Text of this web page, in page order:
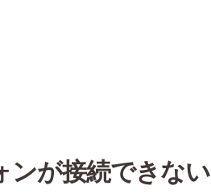
ンが接続できない